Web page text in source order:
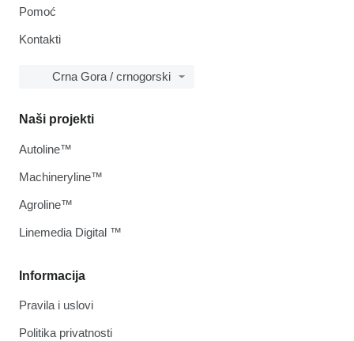
Pomoć
Kontakti
Crna Gora / crnogorski
Informacija
Pravila i uslovi
Politika privatnosti
Naši projekti
Autoline™
Machineryline™
Agroline™
Linemedia Digital ™